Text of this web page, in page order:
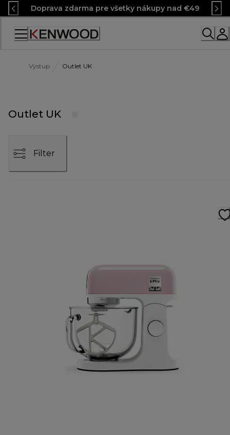
Skip
to
Content
Doprava zdarma pre všetky nákupy nad €49
Výstup Outlet UK
Outlet UK
Filter